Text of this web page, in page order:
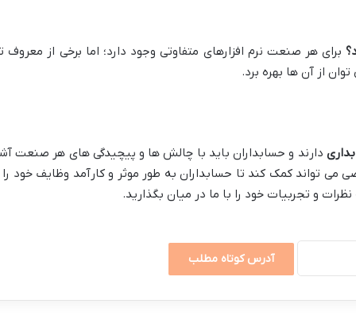
برای هر صنعت نرم افزارهای متفاوتی وجود دارد؛ اما برخی از
دارند و حسابداران باید با چالش ها و پیچیدگی های هر صنعت
می تواند کمک کند تا حسابداران به طور موثر و کارآمد وظایف خود
و تجربیات خود را با ما در میان بگذارید.
آدرس کوتاه مطلب